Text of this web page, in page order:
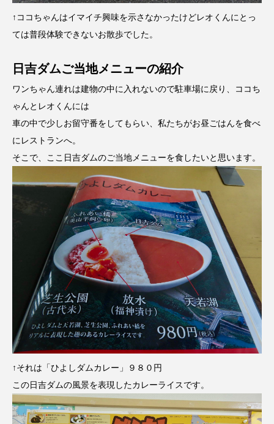
↑ココちゃんはイマイチ興味を示さなかったけどレオくんにとっ
ては普段体験できないお散歩でした。
日吉ダムご当地メニューの紹介
ワンちゃん連れは建物の中に入れないので駐車場に戻り、ココち
ゃんとレオくんには
車の中で少しお留守番をしてもらい、私たちがお昼ごはんを食べ
にレストランへ。
そこで、ここ日吉ダムのご当地メニューを食したいと思います。
↑それは「ひよしダムカレー」９８０円
この日吉ダムの風景を表現したカレーライスです。